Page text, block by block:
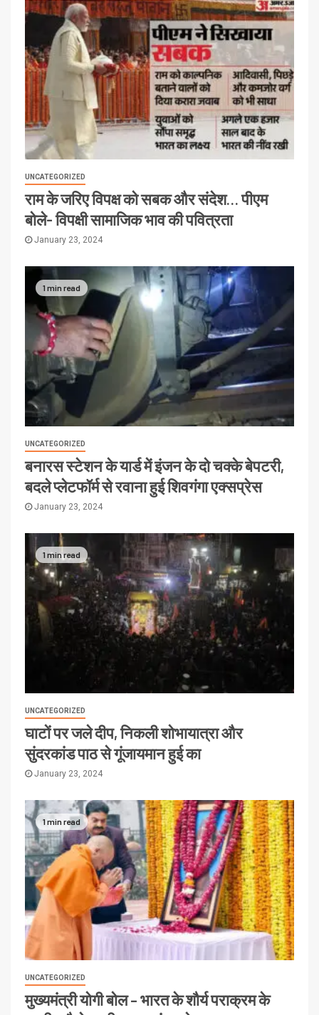
UNCATEGORIZED
राम के जरिए विपक्ष को सबक और संदेश… पीएम
बोले- विपक्षी सामाजिक भाव की पवित्रता
January 23, 2024
1 min read
UNCATEGORIZED
बनारस स्टेशन के यार्ड में इंजन के दो चक्के बेपटरी,
बदले प्लेटफॉर्म से रवाना हुई शिवगंगा एक्सप्रेस
January 23, 2024
1 min read
UNCATEGORIZED
घाटों पर जले दीप, निकली शोभायात्रा और
सुंदरकांड पाठ से गूंजायमान हुई का
January 23, 2024
1 min read
UNCATEGORIZED
मुख्यमंत्री योगी बोल – भारत के शौर्य पराक्रम के